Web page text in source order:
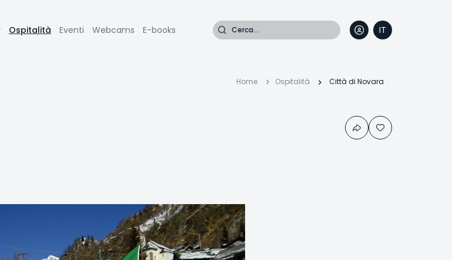
Ospitalità Eventi Webcams E-books Cerca
IT
EN
FR
DE
Briciole
Home Ospitalità Città di Novara